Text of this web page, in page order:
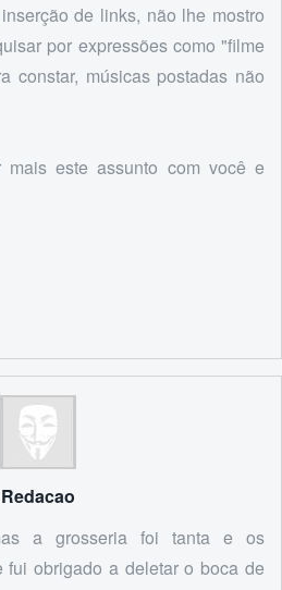
de links, não lhe mostro
por expressões como "filme
constar, músicas postadas não
mais este assunto com você e
Redacao
a grosseria foi tanta e os
fui obrigado a deletar o boca de